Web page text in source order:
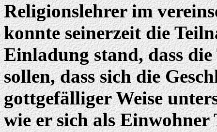
Religionslehrer im
konnte seinerzeit die
Einladung stand, dass
sollen, dass sich die
gottgefälliger Weise
wie er sich als Einwohner